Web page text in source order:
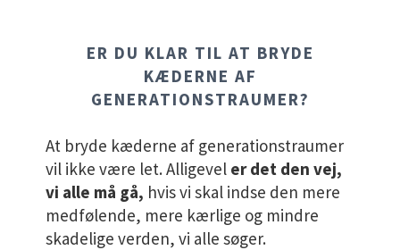
ER DU KLAR TIL AT BRYDE
KÆDERNE AF
GENERATIONSTRAUMER?
At bryde kæderne af generationstraumer
vil ikke være let. Alligevel er det den vej,
vi alle må gå, hvis vi skal indse den mere
medfølende, mere kærlige og mindre
skadelige verden, vi alle søger.